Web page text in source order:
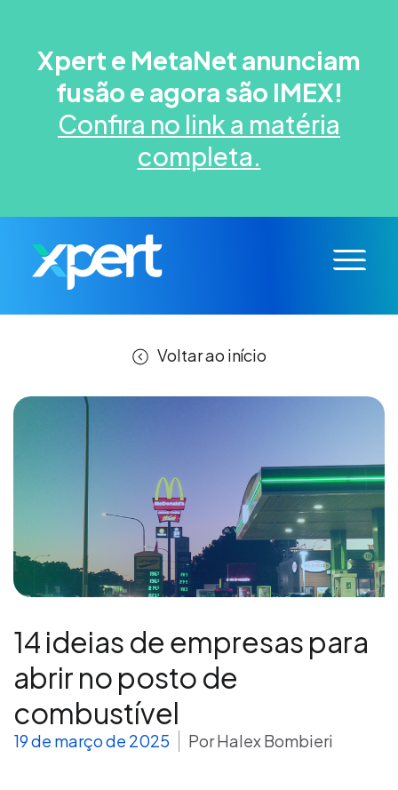
Xpert e MetaNet anunciam
fusão e agora são IMEX!
Confira no link a matéria
completa.
Voltar ao início
14 ideias de empresas para
abrir no posto de
combustível
19 de março de 2025 PorHalex Bombieri